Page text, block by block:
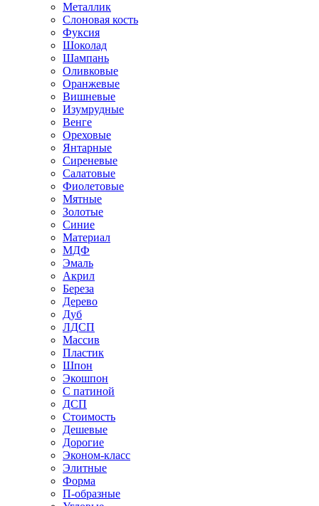
Металлик
Слоновая кость
Фуксия
Шоколад
Шампань
Оливковые
Оранжевые
Вишневые
Изумрудные
Венге
Ореховые
Янтарные
Сиреневые
Салатовые
Фиолетовые
Мятные
Золотые
Синие
Материал
МДФ
Эмаль
Акрил
Береза
Дерево
Дуб
ЛДСП
Массив
Пластик
Шпон
Экошпон
С патиной
ДСП
Стоимость
Дешевые
Дорогие
Эконом-класс
Элитные
Форма
П-образные